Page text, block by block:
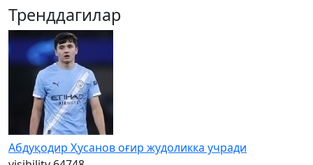
Тренддагилар
Абдуқодир Ҳусанов оғир жудоликка учради